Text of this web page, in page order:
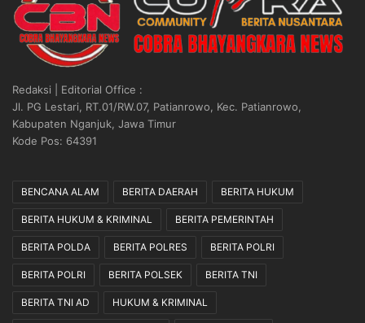
Redaksi | Editorial Office :
Jl. PG Lestari, RT.01/RW.07, Patianrowo, Kec. Patianrowo,
Kabupaten Nganjuk, Jawa Timur
Kode Pos: 64391
BENCANA ALAM BERITA DAERAH BERITA HUKUM
BERITA HUKUM & KRIMINAL BERITA PEMERINTAH
BERITA POLDA BERITA POLRES BERITA POLRI
BERITA POLRI BERITA POLSEK BERITA TNI
BERITA TNI AD HUKUM & KRIMINAL